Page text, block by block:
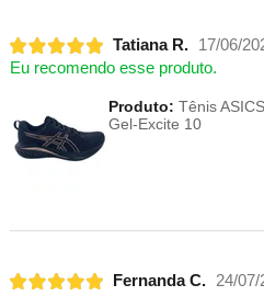
Tatiana R.
17/06/
Eu recomendo esse produto.
Produto: Tênis
Gel-Excite 10
Fernanda C.
24/07/